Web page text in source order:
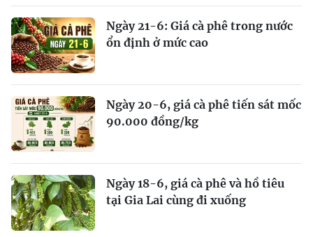
Ngày 21-6: Giá cà phê trong nước
ổn định ở mức cao
Ngày 20-6, giá cà phê tiến sát mốc
90.000 đồng/kg
Ngày 18-6, giá cà phê và hồ tiêu
tại Gia Lai cùng đi xuống